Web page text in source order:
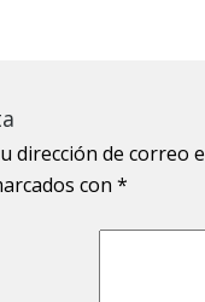
dirección de correo
con *